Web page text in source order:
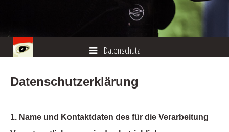
Datenschutz
Datenschutzerklärung
1. Name und Kontaktdaten des für die Verarbeitung